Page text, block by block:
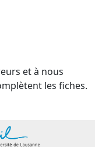
et à nous
les fiches.